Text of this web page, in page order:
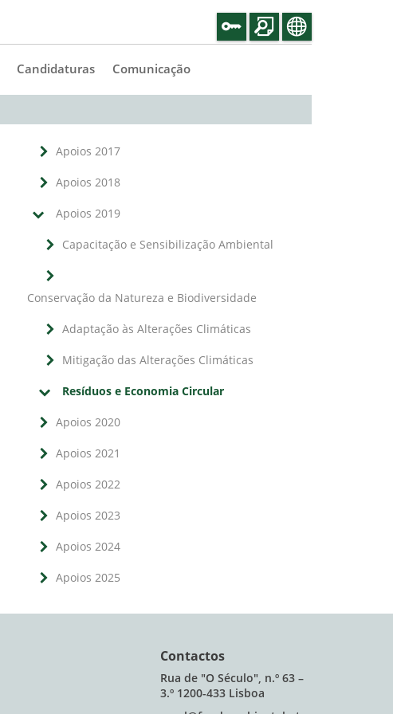
Candidaturas Comunicação
Apoios 2017
Apoios 2018
Apoios 2019
Capacitação e Sensibilização Ambiental
Conservação da Natureza e Biodiversidade
Adaptação às Alterações Climáticas
Mitigação das Alterações Climáticas
Resíduos e Economia Circular
Apoios 2020
Apoios 2021
Apoios 2022
Apoios 2023
Apoios 2024
Apoios 2025
Contactos
Rua de "O Século", n.º 63 –
3.º 1200-433 Lisboa